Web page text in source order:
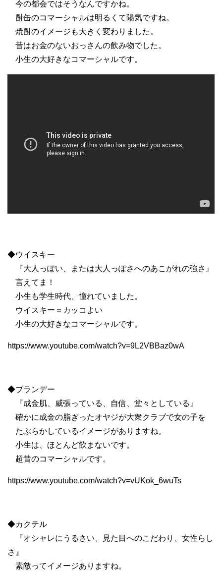
今の都会ではそうなんですかね。
酎缶のコマーシャルは明るくて陽気ですね。
焼酎のイメージも大きく変わりました。
昔はお金のないおっさんの飲み物でした。
小生の大好きなコマーシャルです。
◆ウイスキー
『大人っぽい、または大人っぽさへのあこがれの強さ』
言えてま！
小生も学生時代、憧れていました。
ウイスキー＝カッコよい
小生の大好きなコマーシャルです。
https://www.youtube.com/watch?v=9L2VBBaz0wA
◆ブランデー
『成金肌、威張っている、自信、堂々としている』
確かに成金の脂ぎったオヤジが大衆クラブで女の子を
たぶらかしているイメージがありますね。
小生は、ほとんど飲まないです。
超昔のコマーシャルです。
https://www.youtube.com/watch?v=vUKok_6wuTs
◆カクテル
『オシャレにうるさい、見た目へのこだわり、女性らし
さ』
素敵ってイメージありますね。